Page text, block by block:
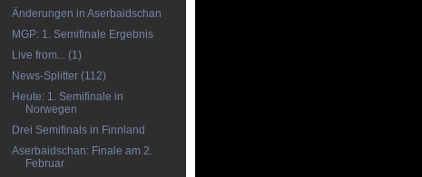
Änderungen in Aserbaidschan
MGP: 1. Semifinale Ergebnis
Live from... (1)
News-Splitter (112)
Heute: 1. Semifinale in
Norwegen
Drei Semifinals in Finnland
Aserbaidschan: Finale am 2.
Februar